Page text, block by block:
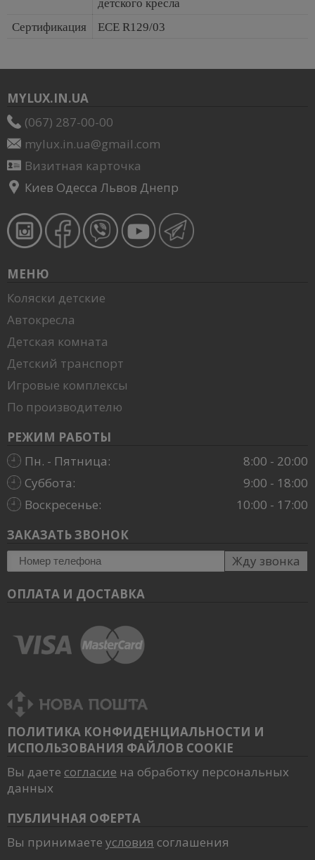
детского кресла
Сертификация
ECE R129/03
MYLUX.IN.UA
(067) 287-00-00
mylux.in.ua@gmail.com
Визитная карточка
Киев Одесса Львов Днепр
МЕНЮ
Коляски детские
Автокресла
Детская комната
Детский транспорт
Игровые комплексы
По производителю
РЕЖИМ РАБОТЫ
Пн. - Пятница:
8:00 - 20:00
Суббота:
9:00 - 18:00
Воскресенье:
10:00 - 17:00
ЗАКАЗАТЬ ЗВОНОК
Жду звонка
ОПЛАТА И ДОСТАВКА
ПОЛИТИКА КОНФИДЕНЦИАЛЬНОСТИ И
ИСПОЛЬЗОВАНИЯ ФАЙЛОВ COOKIE
Вы даете согласие на обработку персональных
данных
ПУБЛИЧНАЯ ОФЕРТА
Вы принимаете условия соглашения